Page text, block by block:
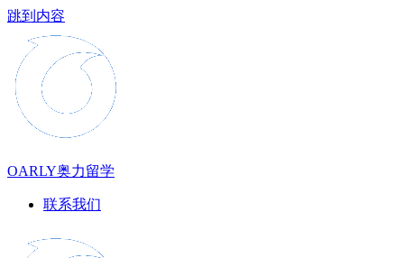
跳到内容
OARLY奥力留学
联系我们